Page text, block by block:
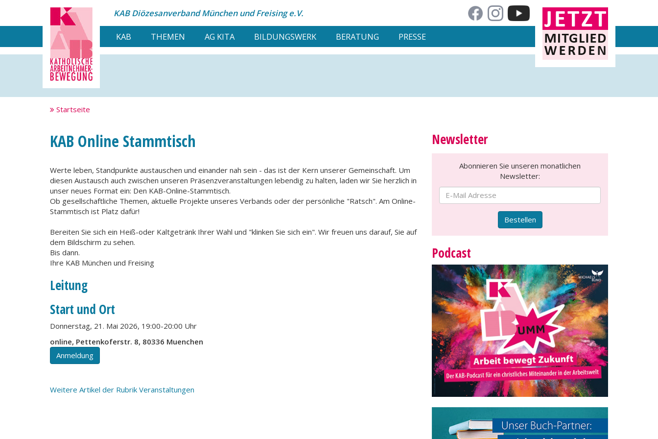
KAB DiözesanverbandMünchen und Freising e.V.
KAB THEMEN AG KITA BILDUNGSWERK BERATUNG PRESSE
Startseite
KAB Online Stammtisch
Werte leben, Standpunkte austauschen und einander nah sein - das ist der Kern unserer Gemeinschaft. Um
diesen Austausch auch zwischen unseren Präsenzveranstaltungen lebendig zu halten, laden wir Sie herzlich in
unser neues Format ein: Den KAB-Online-Stammtisch.
Ob gesellschaftliche Themen, aktuelle Projekte unseres Verbands oder der persönliche "Ratsch". Am Online-
Stammtisch ist Platz dafür!
Bereiten Sie sich ein Heiß-oder Kaltgetränk Ihrer Wahl und "klinken Sie sich ein". Wir freuen uns darauf, Sie auf
dem Bildschirm zu sehen.
Bis dann.
Ihre KAB München und Freising
Leitung
Start und Ort
Donnerstag, 21. Mai 2026, 19:00-20:00 Uhr
online, Pettenkoferstr. 8, 80336 Muenchen
Anmeldung
Weitere Artikel der Rubrik Veranstaltungen
Newsletter
Abonnieren Sie unseren monatlichen
Newsletter:
Bestellen
Podcast